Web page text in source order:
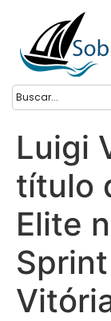
Luigi
título
Elite